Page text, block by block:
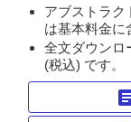
アブストラク
は基本料金に
全文ダウンロ
(税込) です。